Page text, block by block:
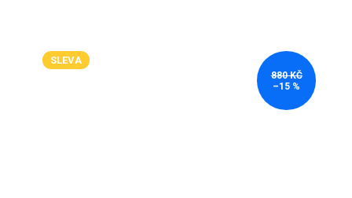
SLEVA
880 KČ
–15 %